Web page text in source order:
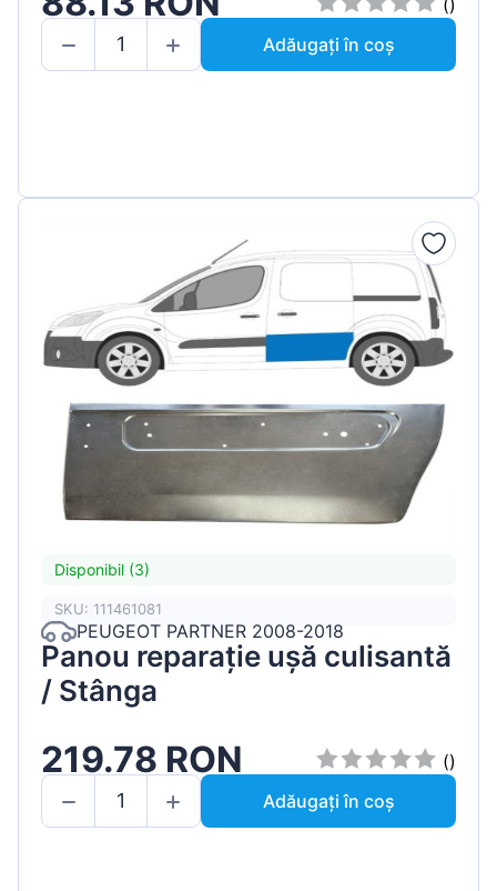
Adăugați în coș
Disponibil (3)
SKU: 111461081
PEUGEOT PARTNER 2008-2018
Panou reparație ușă culisantă
/ Stânga
219.78 RON
()
Adăugați în coș